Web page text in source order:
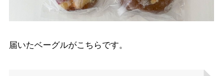
届いたベーグルがこちらです。